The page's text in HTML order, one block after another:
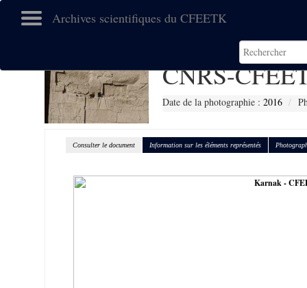
Archives scientifiques du CFEETK
CNRS-
Date de la photographie : 2016
Consulter le document Information sur les éléments représentés